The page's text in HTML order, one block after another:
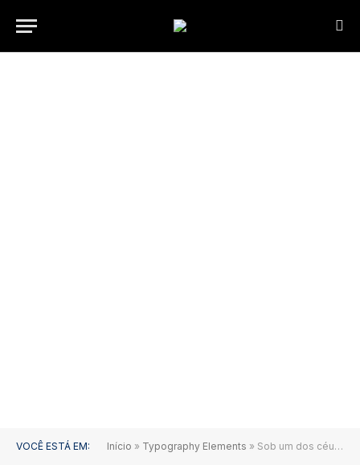
VOCÊ ESTÁ EM: Início » Typography Elements » Sob um dos céus mais impressionantes do Brasil, Chapada dos Veadeiros atrai turistas para experiências de astroturismo